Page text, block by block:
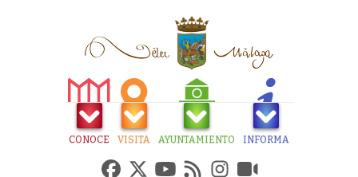
CONOCE VISITA AYUNTAMIENTO INFORMA